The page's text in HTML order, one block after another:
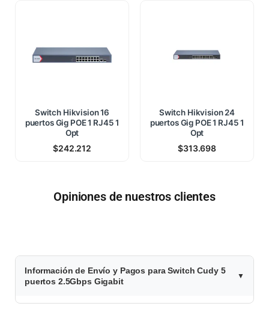
Switch Hikvision 16
puertos Gig POE 1 RJ45 1
Opt
$242.212
Switch Hikvision 24
puertos Gig POE 1 RJ45 1
Opt
$313.698
Opiniones de nuestros clientes
$
6
2
Información de Envío y Pagos para Switch Cudy 5
puertos 2.5Gbps Gigabit